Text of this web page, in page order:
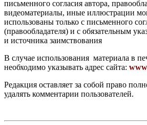
письменного согласия автора,
видеоматериалы, иные иллюстрации
использованы только с письменного
(правообладателя) и с обязательным
и источника заимствования
В случае использования материала в
необходимо указывать адрес сайта:
Редакция оставляет за собой право
удалять комментарии пользователей.